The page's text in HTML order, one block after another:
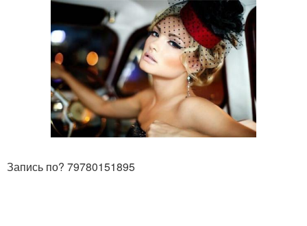
Запись по? 79780151895